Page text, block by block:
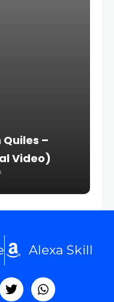
–
Video)
Alexa Skill